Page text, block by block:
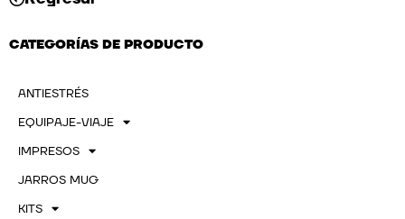
CATEGORÍAS DE PRODUCTO
ANTIESTRÉS
EQUIPAJE-VIAJE
IMPRESOS
JARROS MUG
KITS